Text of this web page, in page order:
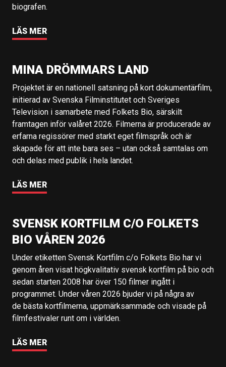
biografen.
LÄS MER
MINA DRÖMMARS LAND
Projektet är en nationell satsning på kort dokumentärfilm,
initierad av Svenska Filminstitutet och Sveriges
Television i samarbete med Folkets Bio, särskilt
framtagen inför valåret 2026. Filmerna är producerade av
erfarna regissörer med starkt eget filmspråk och är
skapade för att inte bara ses – utan också samtalas om
och delas med publik i hela landet.
LÄS MER
SVENSK KORTFILM C/O FOLKETS
BIO VÅREN 2026
Under etiketten Svensk Kortfilm c/o Folkets Bio har vi
genom åren visat högkvalitativ svensk kortfilm på bio och
sedan starten 2008 har över 150 filmer ingått i
programmet. Under våren 2026 bjuder vi på några av
de bästa kortfilmerna, uppmärksammade och visade på
filmfestivaler runt om i världen.
LÄS MER